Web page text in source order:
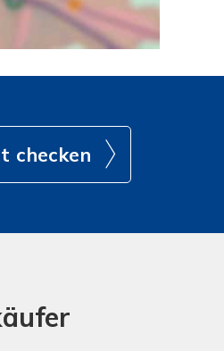
checken